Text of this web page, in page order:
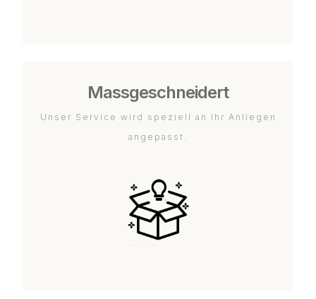
Massgeschneidert
Unser Service wird speziell an Ihr Anliegen
angepasst.